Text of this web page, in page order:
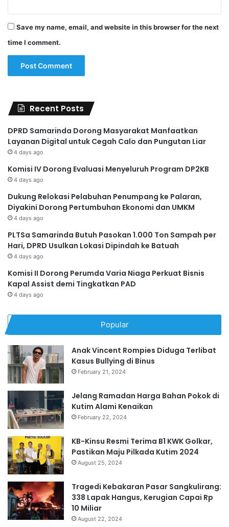
Save my name, email, and website in this browser for the next
time I comment.
Recent Posts
DPRD Samarinda Dorong Masyarakat Manfaatkan
Layanan Digital untuk Cegah Calo dan Pungutan Liar
4 days ago
Komisi IV Dorong Evaluasi Menyeluruh Program DP2KB
4 days ago
Dukung Relokasi Pelabuhan Penumpang ke Palaran,
Diyakini Dorong Pertumbuhan Ekonomi dan UMKM
4 days ago
PLTSa Samarinda Butuh Pasokan 1.000 Ton Sampah per
Hari, DPRD Usulkan Lokasi Dipindah ke Batuah
4 days ago
Komisi II Dorong Perumda Varia Niaga Perkuat Bisnis
Kapal Assist demi Tingkatkan PAD
4 days ago
Popular
Anak Vincent Rompies Diduga Terlibat
Kasus Bullying di Binus
February 21, 2024
Jelang Ramadan Harga Bahan Pokok di
Kutim Alami Kenaikan
February 22, 2024
KB-Kinsu Resmi Terima B1 KWK Golkar,
Pastikan Maju Pilkada Kutim 2024
August 25, 2024
Tragedi Kebakaran Pasar Sangkulirang:
338 Lapak Hangus, Kerugian Capai Rp
10 Miliar
August 22, 2024